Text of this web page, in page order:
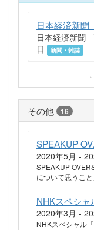
日本経済新聞
日本経済新聞
日
新聞・雑誌
その他 16
SPEAKUP
2020年5月 -
SPEAKUP
について思うこ
NHKスペシャ
2020年3月 -
NHKスペシャル